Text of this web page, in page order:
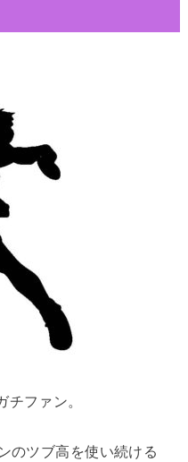
ファン。
のツブ高を使い続ける